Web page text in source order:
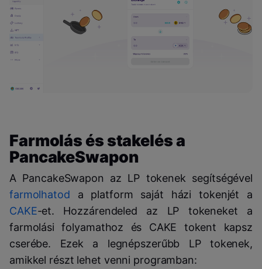
Farmolás és stakelés a
PancakeSwapon
A PancakeSwapon az LP tokenek segítségével
farmolhatod a platform saját házi tokenjét a
CAKE-et. Hozzárendeled az LP tokeneket a
farmolási folyamathoz és CAKE tokent kapsz
cserébe. Ezek a legnépszerűbb LP tokenek,
amikkel részt lehet venni programban: